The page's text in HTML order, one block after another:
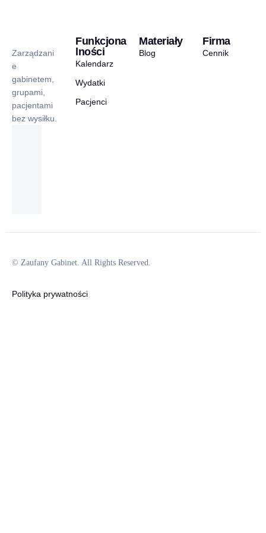
Zarządzani
e
gabinetem,
grupami,
pacjentami
bez wysiłku.
Funkcjona
lności
Kalendarz
Wydatki
Pacjenci
Materiały
Blog
Firma
Cennik
© Zaufany Gabinet. All Rights Reserved.
Polityka prywatności